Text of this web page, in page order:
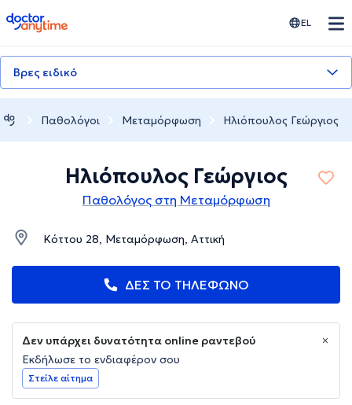
doctoranytime EL
Βρες ειδικό
Παθολόγοι Μεταμόρφωση Ηλιόπουλος Γεώργιος
Ηλιόπουλος Γεώργιος
Παθολόγος στη Μεταμόρφωση
Κόττου 28, Μεταμόρφωση, Αττική
ΔΕΣ ΤΟ ΤΗΛΕΦΩΝΟ
Δεν υπάρχει δυνατότητα online ραντεβού
Εκδήλωσε το ενδιαφέρον σου
Στείλε αίτημα